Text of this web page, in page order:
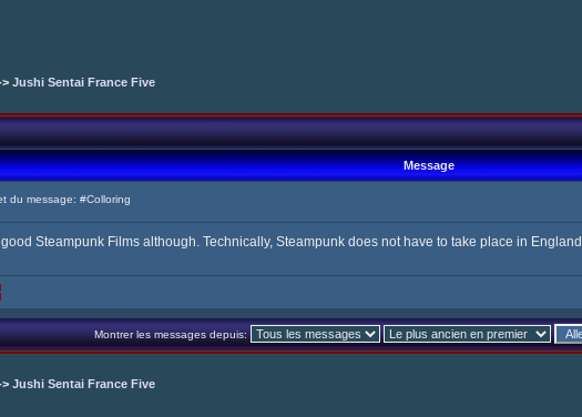
> Jushi Sentai France Five
Message
du message: #Colloring
Steampunk Films although. Technically, Steampunk does not have to take place in
Montrer les messages depuis:
> Jushi Sentai France Five